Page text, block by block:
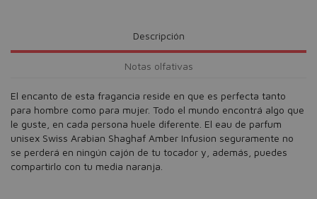
Descripción
Notas olfativas
El encanto de esta fragancia reside en que es perfecta tanto
para hombre como para mujer. Todo el mundo encontrá algo que
le guste, en cada persona huele diferente. El eau de parfum
unisex Swiss Arabian Shaghaf Amber Infusion seguramente no
se perderá en ningún cajón de tu tocador y, además, puedes
compartirlo con tu media naranja.